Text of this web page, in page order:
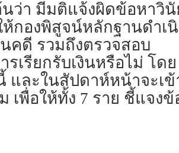
นว่า​ มีมติแจ้ง​ผิดข้อหาวินั
กองพิสูจน์​หลักฐาน​ดำเ
คดี​​ รวมถึงตรวจสอบ
เรียกรับเงินหรือไม่​ โดย
และในสัปดาห์​หน้าจะเข้
เพื่อให้ทั้ง 7 ราย ชี้แจงข้